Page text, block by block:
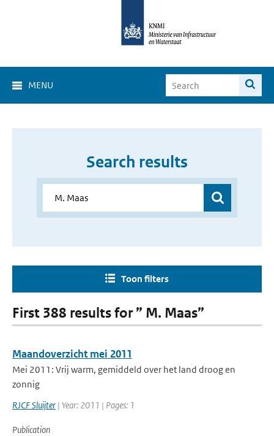
MENU
Search results
Toon filters
First 388 results for ” M. Maas”
Maandoverzicht mei 2011
Mei 2011: Vrij warm, gemiddeld over het land droog en
zonnig
RJCF Sluijter | Year: 2011 | Pages: 1
Publication